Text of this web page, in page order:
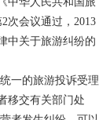
次会议通过，2013
中关于旅游纠纷的
一的旅游投诉受理
移交有关部门处